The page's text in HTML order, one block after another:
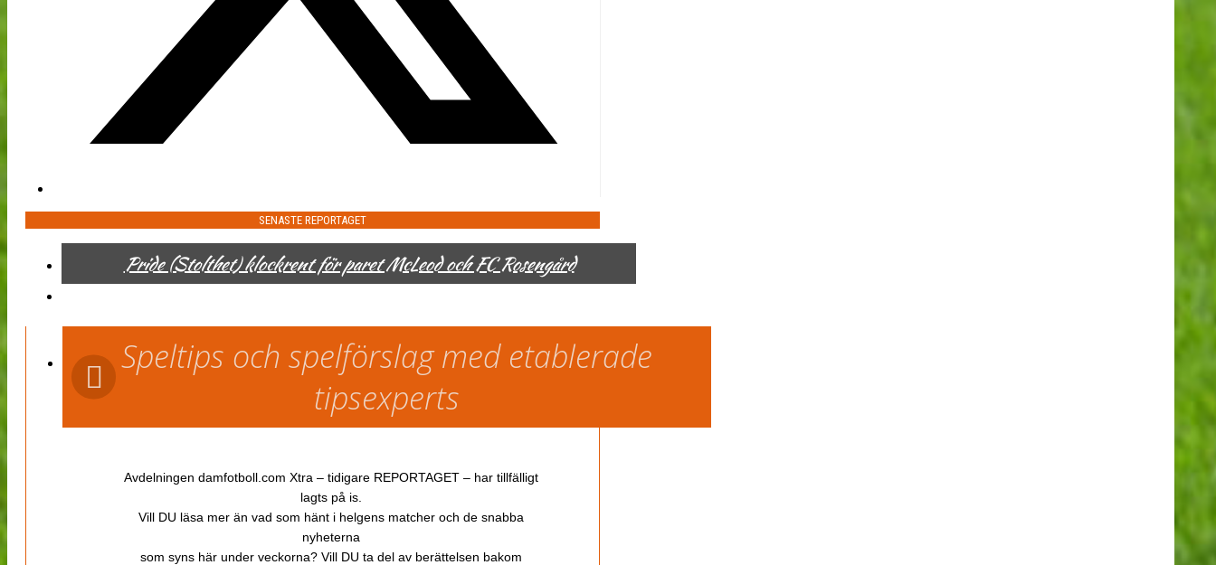
SENASTE REPORTAGET
Pride (Stolthet) klockrent för paret McLeod och FC Rosengård
Speltips och spelförslag med etablerade
tipsexperts
Avdelningen damfotboll.com Xtra – tidigare REPORTAGET – har tillfälligt
lagts på is.
Vill DU läsa mer än vad som hänt i helgens matcher och de snabba
nyheterna
som syns här under veckorna? Vill DU ta del av berättelsen bakom